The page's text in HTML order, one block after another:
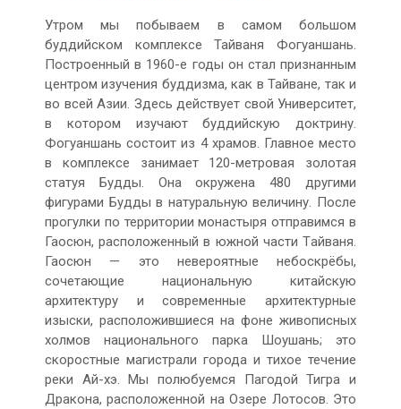
Утром мы побываем в самом большом
буддийском комплексе Тайваня Фогуаншань.
Построенный в 1960-е годы он стал признанным
центром изучения буддизма, как в Тайване, так и
во всей Азии. Здесь действует свой Университет,
в котором изучают буддийскую доктрину.
Фогуаншань состоит из 4 храмов. Главное место
в комплексе занимает 120-метровая золотая
статуя Будды. Она окружена 480 другими
фигурами Будды в натуральную величину. После
прогулки по территории монастыря отправимся в
Гаосюн, расположенный в южной части Tайваня.
Гаосюн — это невероятные небоскрёбы,
сочетающие национальную китайскую
архитектуру и современные архитектурные
изыски, расположившиеся на фоне живописных
холмов национального парка Шоушань; это
скоростные магистрали города и тихое течение
реки Ай-хэ. Мы полюбуемся Пагодой Тигра и
Дракона, расположенной на Озере Лотосов. Это